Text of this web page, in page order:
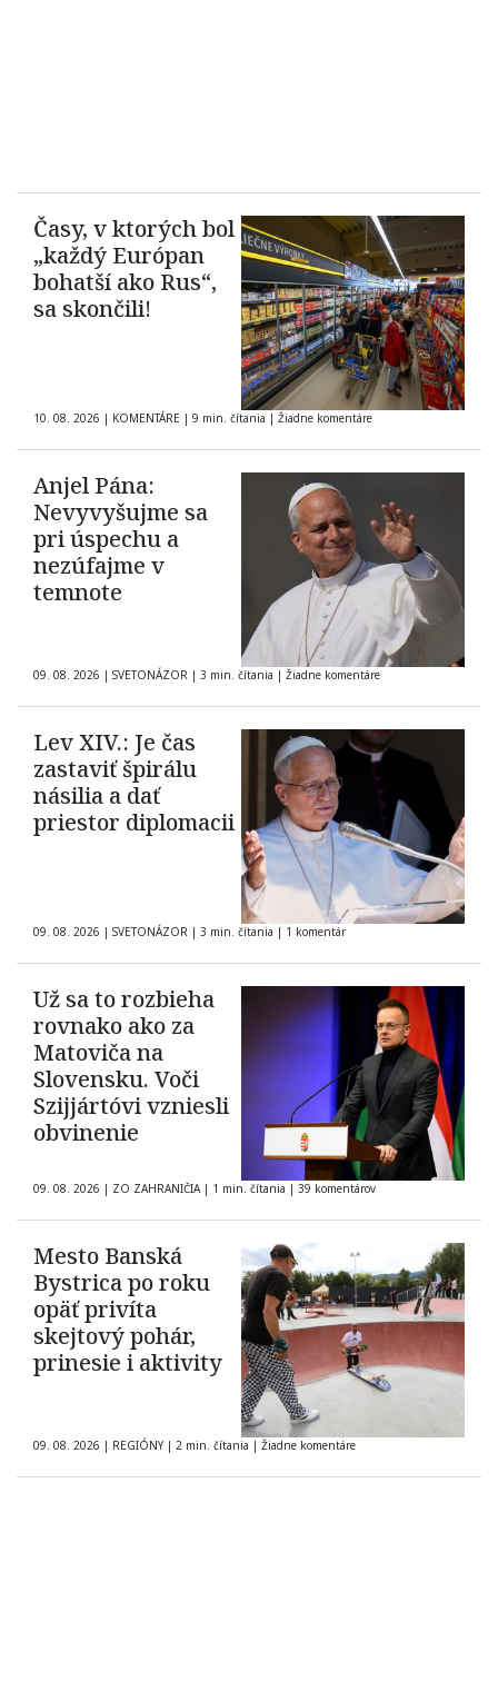
Časy, v ktorých bol
„každý Európan
bohatší ako Rus“,
sa skončili!
10. 08. 2026 | KOMENTÁRE | 9 min. čítania | Žiadne komentáre
Anjel Pána:
Nevyvyšujme sa
pri úspechu a
nezúfajme v
temnote
09. 08. 2026 | SVETONÁZOR | 3 min. čítania | Žiadne komentáre
Lev XIV.: Je čas
zastaviť špirálu
násilia a dať
priestor diplomacii
09. 08. 2026 | SVETONÁZOR | 3 min. čítania | 1 komentár
Už sa to rozbieha
rovnako ako za
Matoviča na
Slovensku. Voči
Szijjártóvi vzniesli
obvinenie
09. 08. 2026 | ZO ZAHRANIČIA | 1 min. čítania | 39 komentárov
Mesto Banská
Bystrica po roku
opäť privíta
skejtový pohár,
prinesie i aktivity
09. 08. 2026 | REGIÓNY | 2 min. čítania | Žiadne komentáre